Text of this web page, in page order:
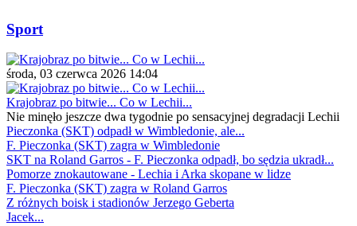
Sport
środa, 03 czerwca 2026 14:04
Krajobraz po bitwie... Co w Lechii...
Nie minęło jeszcze dwa tygodnie po sensacyjnej degradacji Lechii
Pieczonka (SKT) odpadł w Wimbledonie, ale...
F. Pieczonka (SKT) zagra w Wimbledonie
SKT na Roland Garros - F. Pieczonka odpadł, bo sędzia ukradł...
Pomorze znokautowane - Lechia i Arka skopane w lidze
F. Pieczonka (SKT) zagra w Roland Garros
Z różnych boisk i stadionów Jerzego Geberta
Jacek...